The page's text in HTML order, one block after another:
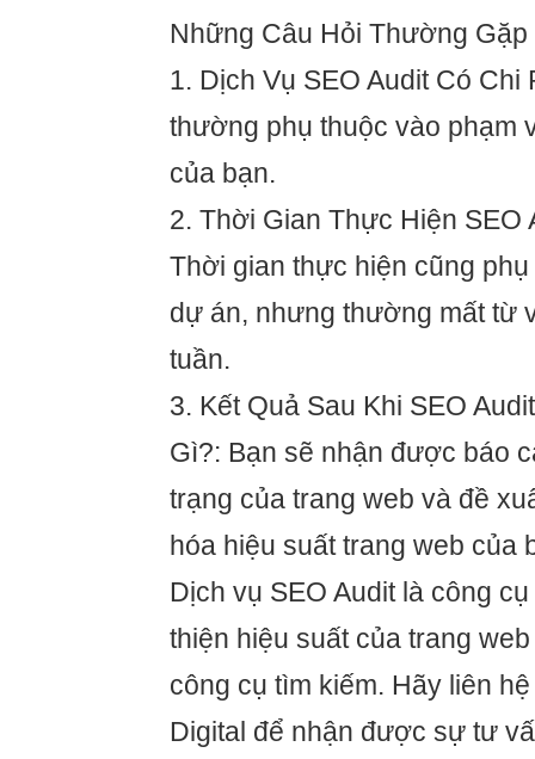
Những Câu Hỏi Thường Gặp
1. Dịch Vụ SEO Audit Có Chi
thường phụ thuộc vào phạm
của bạn.
2. Thời Gian Thực Hiện SEO
Thời gian thực hiện cũng
dự án, nhưng thường mất từ
tuần.
3. Kết Quả Sau Khi SEO
Gì?: Bạn sẽ nhận được báo
trạng của trang web và đề
hóa hiệu suất trang web của
Dịch vụ SEO Audit là công
thiện hiệu suất của trang
công cụ tìm kiếm. Hãy liên
Digital để nhận được sự tư